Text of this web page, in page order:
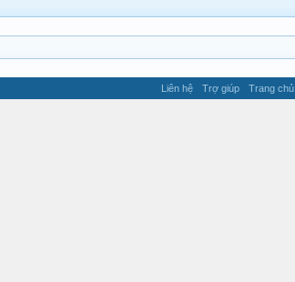
Liên hệ Trợ giúp Trang chủ